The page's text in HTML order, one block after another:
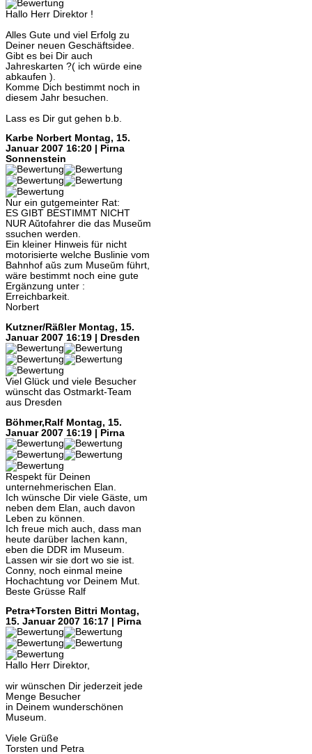
Hallo Herr Direktor !
Alles Gute und viel Erfolg zu
Deiner neuen Geschäftsidee.
Gibt es bei Dir auch
Jahreskarten ?( ich würde eine
abkaufen ).
Komme Dich bestimmt noch in
diesem Jahr besuchen.
Lass es Dir gut gehen b.b.
Karbe Norbert Montag, 15.
Januar 2007 16:20 | Pirna
Sonnenstein
Nur ein gutgemeinter Rat:
ES GIBT BESTIMMT NICHT
NUR Aŭtofahrer die das Museŭm
ssuchen werden.
Ein kleiner Hinweis für nicht
motorisierte welche Buslinie vom
Bahnhof aŭs zum Museŭm führt,
wäre bestimmt noch eine gute
Ergänzung unter :
Erreichbarkeit.
Norbert
Kutzner/Räßler Montag, 15.
Januar 2007 16:19 | Dresden
Viel Glück und viele Besucher
wünscht das Ostmarkt-Team
aus Dresden
Böhmer,Ralf Montag, 15.
Januar 2007 16:19 | Pirna
Respekt für Deinen
unternehmerischen Elan.
Ich wünsche Dir viele Gäste, um
neben dem Elan, auch davon
Leben zu können.
Ich freue mich auch, dass man
heute darüber lachen kann,
eben die DDR im Museum.
Lassen wir sie dort wo sie ist.
Conny, noch einmal meine
Hochachtung vor Deinem Mut.
Beste Grüsse Ralf
Petra+Torsten Bittri Montag,
15. Januar 2007 16:17 | Pirna
Hallo Herr Direktor,
wir wünschen Dir jederzeit jede
Menge Besucher
in Deinem wunderschönen
Museum.
Viele Grüße
Torsten und Petra